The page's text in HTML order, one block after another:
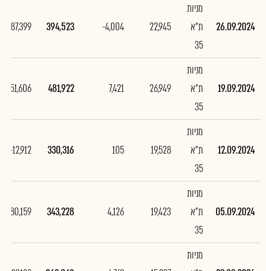
26.09.2024
מניות
ת"א
35
22,945
-4,004
394,523
-87,399
19.09.2024
מניות
ת"א
35
26,949
7,421
481,922
151,606
12.09.2024
מניות
ת"א
35
19,528
105
330,316
-12,912
05.09.2024
מניות
ת"א
35
19,423
4,126
343,228
80,159
מניות